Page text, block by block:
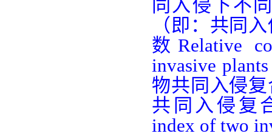
同入侵下不
（即：共同
数 Relative
invasive
物共同入侵
共同入侵复
index of two